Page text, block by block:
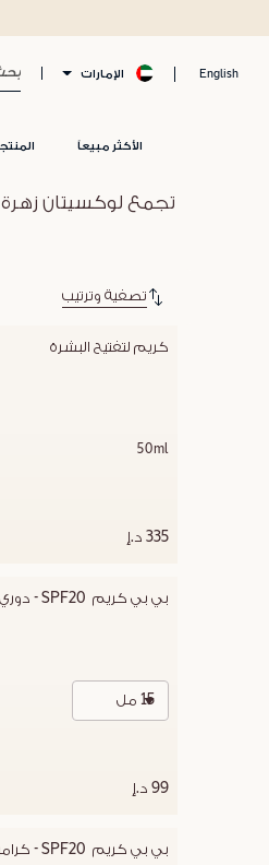
English الإمارات
الأكثر مبيعاً
تجمع لوكسيتان زهرة
تصفية وترتيب
كريم لتفتيح البشرة
50ml
335 د.إ
بي بي كريم  SPF20 - دوري
15 مل
99 د.إ
بي بي كريم  SPF20 - كراميل